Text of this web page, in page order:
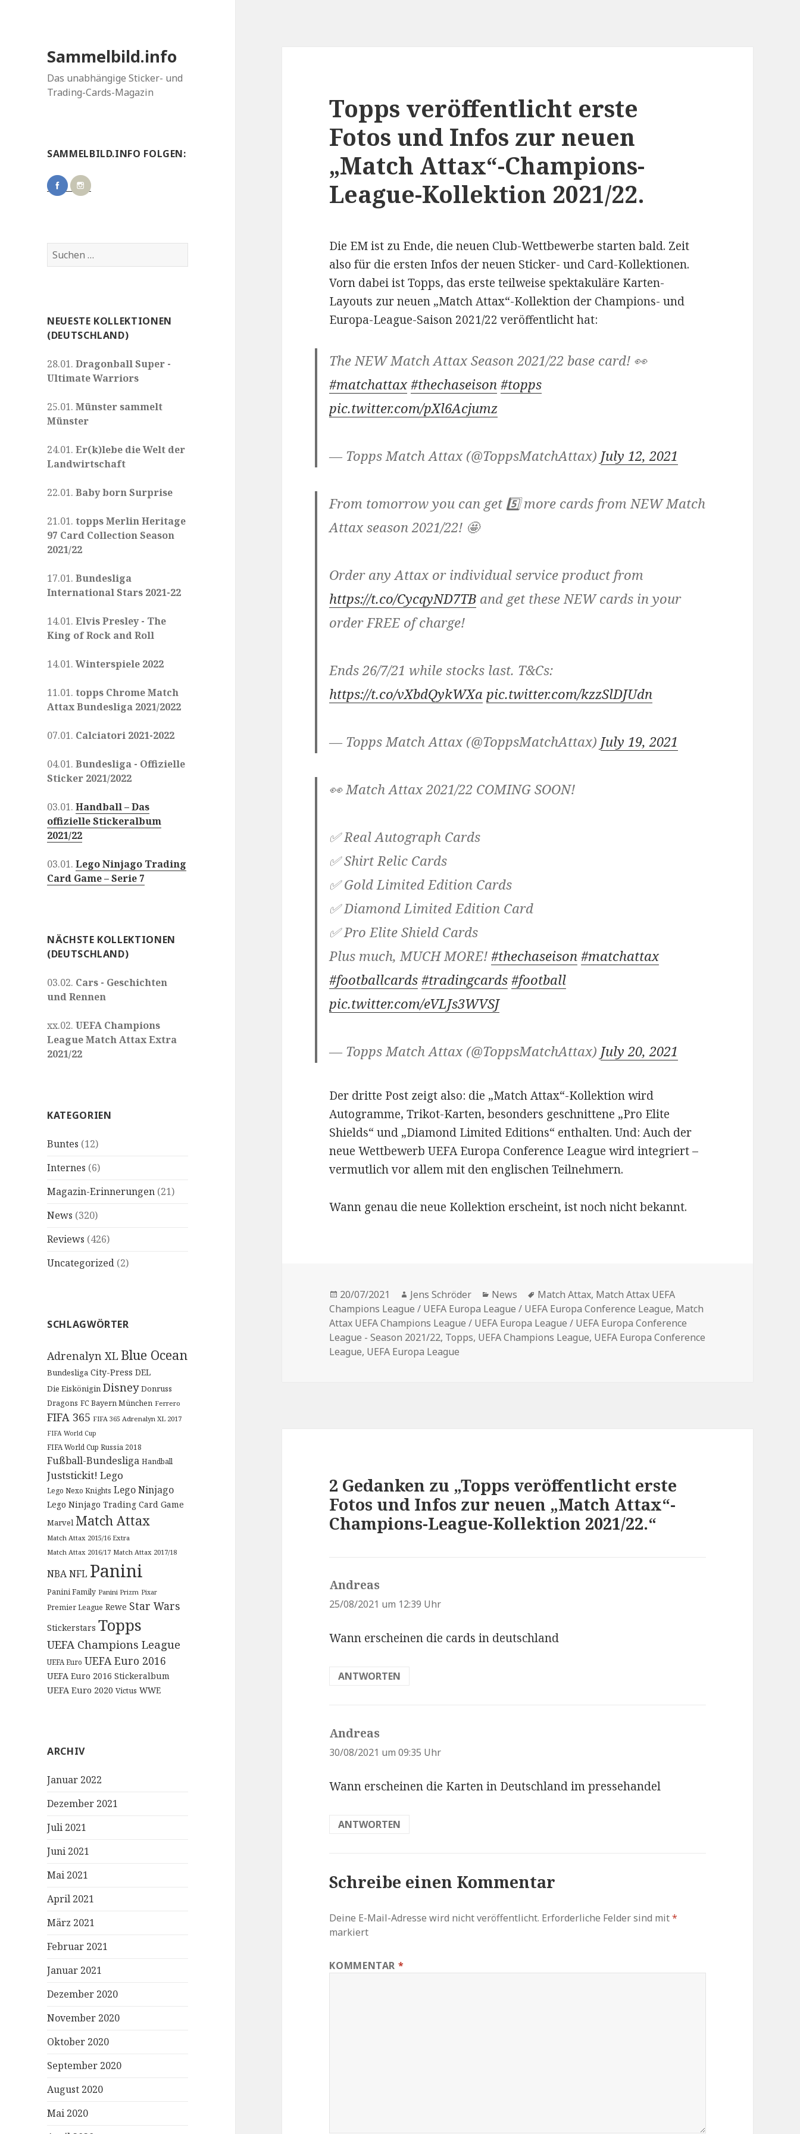
Sammelbild.info
Das unabhängige Sticker- und
Trading-Cards-Magazin
SAMMELBILD.INFO FOLGEN:
Suchen
nach:
NEUESTE KOLLEKTIONEN
(DEUTSCHLAND)
28.01.Dragonball Super -
Ultimate Warriors
25.01.Münster sammelt
Münster
24.01.Er(k)lebe die Welt der
Landwirtschaft
22.01.Baby born Surprise
21.01.topps Merlin Heritage
97 Card Collection Season
2021/22
17.01.Bundesliga
International Stars 2021-22
14.01.Elvis Presley - The
King of Rock and Roll
14.01.Winterspiele 2022
11.01.topps Chrome Match
Attax Bundesliga 2021/2022
07.01. Calciatori 2021-2022
04.01.Bundesliga - Offizielle
Sticker 2021/2022
03.01.Handball – Das
offizielle Stickeralbum
2021/22
03.01.Lego Ninjago Trading
Card Game – Serie 7
NÄCHSTE KOLLEKTIONEN
(DEUTSCHLAND)
03.02. Cars - Geschichten
und Rennen
xx.02.UEFA Champions
League Match Attax Extra
2021/22
KATEGORIEN
Buntes (12)
Internes (6)
Magazin-Erinnerungen (21)
News (320)
Reviews (426)
Uncategorized (2)
SCHLAGWÖRTER
Adrenalyn XL Blue Ocean
Bundesliga City-Press DEL
Die Eiskönigin Disney Donruss
Dragons FC Bayern München Ferrero
FIFA 365 FIFA 365 Adrenalyn XL 2017
FIFA World Cup
FIFA World Cup Russia 2018
Fußball-Bundesliga Handball
Juststickit! Lego
Lego Nexo Knights Lego Ninjago
Lego Ninjago Trading Card Game
Marvel Match Attax
Match Attax 2015/16 Extra
Match Attax 2016/17 Match Attax 2017/18
NBANFL Panini
Panini Family Panini Prizm Pixar
Premier League Rewe Star Wars
Stickerstars Topps
UEFA Champions League
UEFA Euro UEFA Euro 2016
UEFA Euro 2016 Stickeralbum
UEFA Euro 2020 Victus WWE
ARCHIV
Januar 2022
Dezember 2021
Juli 2021
Juni 2021
Mai 2021
April 2021
März 2021
Februar 2021
Januar 2021
Dezember 2020
November 2020
Oktober 2020
September 2020
August 2020
Mai 2020
Topps veröffentlicht erste
Fotos und Infos zur neuen
„Match Attax“-Champions-
League-Kollektion 2021/22.
Die EM ist zu Ende, die neuen Club-Wettbewerbe starten bald. Zeit
also für die ersten Infos der neuen Sticker- und Card-Kollektionen.
Vorn dabei ist Topps, das erste teilweise spektakuläre Karten-
Layouts zur neuen „Match Attax“-Kollektion der Champions- und
Europa-League-Saison 2021/22 veröffentlicht hat:
The NEW Match Attax Season 2021/22 base card! 👀
#matchattax #thechaseison #topps
pic.twitter.com/pXl6Acjumz
— Topps Match Attax (@ToppsMatchAttax) July 12, 2021
From tomorrow you can get 5️⃣ more cards from NEW Match
Attax season 2021/22! 🤩
Order any Attax or individual service product from
https://t.co/CycqyND7TB and get these NEW cards in your
order FREE of charge!
Ends 26/7/21 while stocks last. T&Cs:
https://t.co/vXbdQykWXa pic.twitter.com/kzzSlDJUdn
— Topps Match Attax (@ToppsMatchAttax) July 19, 2021
👀 Match Attax 2021/22 COMING SOON!
✅ Real Autograph Cards
✅ Shirt Relic Cards
✅ Gold Limited Edition Cards
✅ Diamond Limited Edition Card
✅ Pro Elite Shield Cards
Plus much, MUCH MORE!#thechaseison #matchattax
#footballcards #tradingcards #football
pic.twitter.com/eVLJs3WVSJ
— Topps Match Attax (@ToppsMatchAttax) July 20, 2021
Der dritte Post zeigt also: die „Match Attax“-Kollektion wird
Autogramme, Trikot-Karten, besonders geschnittene „Pro Elite
Shields“ und „Diamond Limited Editions“ enthalten. Und: Auch der
neue Wettbewerb UEFA Europa Conference League wird integriert –
vermutlich vor allem mit den englischen Teilnehmern.
Wann genau die neue Kollektion erscheint, ist noch nicht bekannt.
Veröffentlicht
am
20/07/2021 Autor
Jens Schröder Kategorien
News Schlagwörter
Match Attax, Match Attax UEFA
Champions League / UEFA Europa League / UEFA Europa Conference League, Match
Attax UEFA Champions League / UEFA Europa League / UEFA Europa Conference
League - Season 2021/22, Topps, UEFA Champions League, UEFA Europa Conference
League, UEFA Europa League
2 Gedanken zu „Topps veröffentlicht erste
Fotos und Infos zur neuen „Match Attax“-
Champions-League-Kollektion 2021/22.“
Andreas
a
t
25/08/2021 um 12:39 Uhr
Wann erscheinen die cards in deutschland
ANTWORTEN
Andreas
a
t
30/08/2021 um 09:35 Uhr
Wann erscheinen die Karten in Deutschland im pressehandel
ANTWORTEN
Schreibe einen Kommentar
Deine E-Mail-Adresse wird nicht veröffentlicht. Erforderliche Felder sind mit*
markiert
KOMMENTAR *